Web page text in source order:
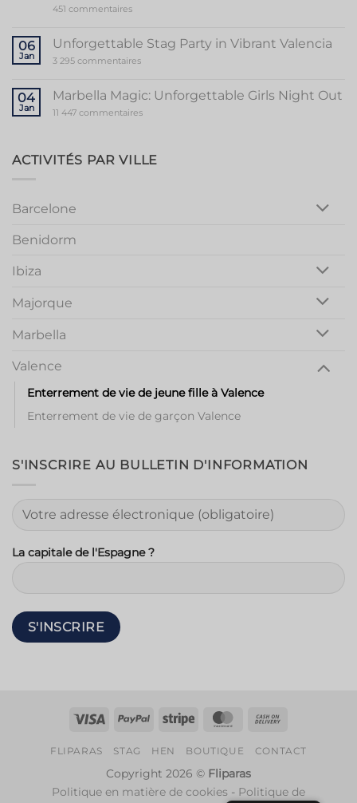
451 commentairessur
to
a
Memorable
Party
06
Jan
Unforgettable Stag Party in Vibrant Valencia
3 295 commentairessur
Party
in
Vibrant
04
Jan
Marbella Magic: Unforgettable Girls Night Out
11 447 commentairessur
Girls
Night
ACTIVITÉS PAR VILLE
Barcelone
Benidorm
Ibiza
Majorque
Marbella
Valence
Enterrement de vie de jeune fille à Valence
Enterrement de vie de garçon Valence
S'INSCRIRE AU BULLETIN D'INFORMATION
La capitale de l'Espagne ?
Visa PayPal Rayure MasterCard
FLIPARAS STAG HEN BOUTIQUE CONTACT
Copyright 2026 © Fliparas
Politique en matière de cookies - Politique de